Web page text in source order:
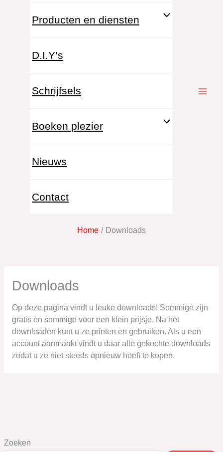
Producten en diensten
D.I.Y’s
Schrijfsels
Boeken plezier
Nieuws
Contact
Home Downloads
Zoeken
Downloads
Op deze pagina vindt u leuke downloads! Sommige zijn
gratis en sommige voor een klein prijsje. Na het
downloaden kunt u ze printen en gebruiken. Als u een
account aanmaakt vindt u daar alle gekochte downloads
zodat u ze niet steeds opnieuw hoeft te kopen.